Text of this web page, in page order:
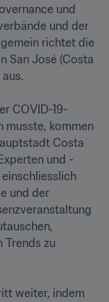
und
und der
richtet die
San José (Costa
COVID-19-
musste, kommen
Costa
und -
und der
Trends zu
weiter, indem